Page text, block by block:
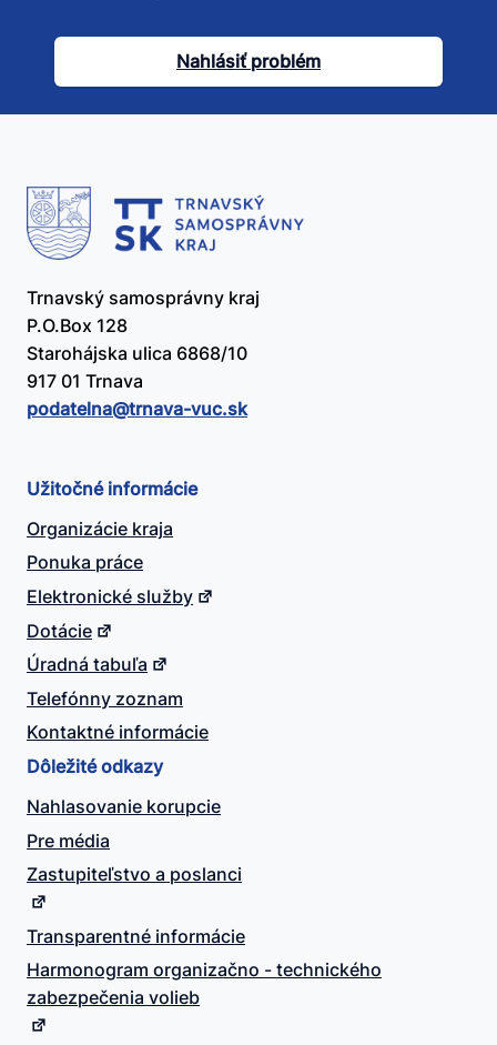
článok
užitočný?
Nahlásiť problém
Trnavský samosprávny kraj
P.O.Box 128
Starohájska ulica 6868/10
917 01 Trnava
podatelna@​trnava-vuc.sk
Užitočné informácie
Organizácie kraja
Ponuka práce
Elektronické služby
Dotácie
Úradná tabuľa
Telefónny zoznam
Kontaktné informácie
Dôležité odkazy
Nahlasovanie korupcie
Pre média
Zastupiteľstvo a poslanci
Transparentné informácie
Harmonogram organizačno - technického
zabezpečenia volieb